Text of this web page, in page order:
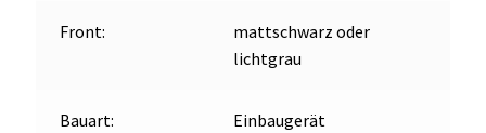
Front:
mattschwarz oder
lichtgrau
Bauart: Einbaugerät